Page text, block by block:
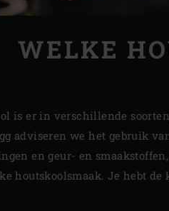
WELKE
is er in verschillende
adviseren we het gebruik
en geur- en
houtskoolsmaak. Je hebt de